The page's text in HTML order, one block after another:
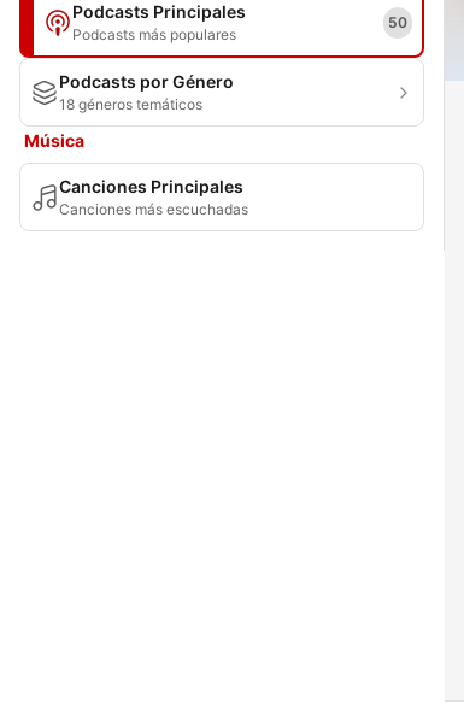
Podcasts Principales
Podcasts más populares
50
Podcasts por Género
18 géneros temáticos
Música
Canciones Principales
Canciones más escuchadas